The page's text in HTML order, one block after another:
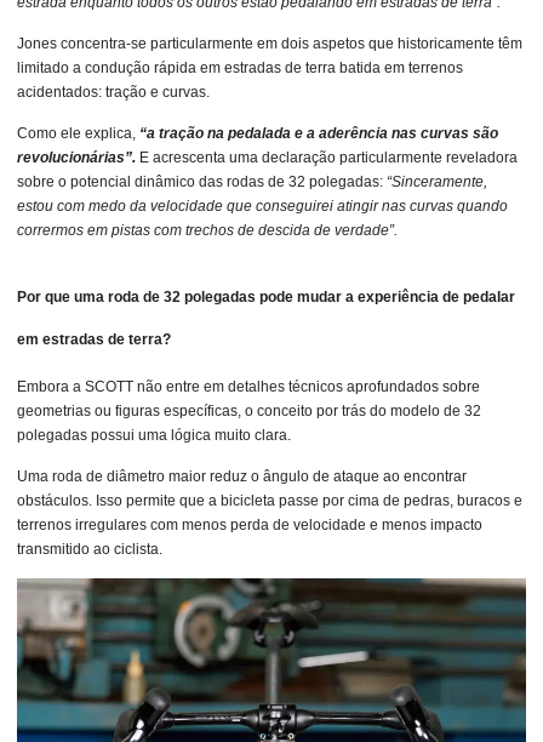
Jones concentra-se particularmente em dois aspetos que historicamente têm
limitado a condução rápida em estradas de terra batida em terrenos
acidentados: tração e curvas.
Como ele explica, “a tração na pedalada e a aderência nas curvas são
revolucionárias”. E acrescenta uma declaração particularmente reveladora
sobre o potencial dinâmico das rodas de 32 polegadas: “Sinceramente,
estou com medo da velocidade que conseguirei atingir nas curvas quando
corrermos em pistas com trechos de descida de verdade”.
Por que uma roda de 32 polegadas pode mudar a experiência de pedalar
em estradas de terra?
Embora a SCOTT não entre em detalhes técnicos aprofundados sobre
geometrias ou figuras específicas, o conceito por trás do modelo de 32
polegadas possui uma lógica muito clara.
Uma roda de diâmetro maior reduz o ângulo de ataque ao encontrar
obstáculos. Isso permite que a bicicleta passe por cima de pedras, buracos e
terrenos irregulares com menos perda de velocidade e menos impacto
transmitido ao ciclista.